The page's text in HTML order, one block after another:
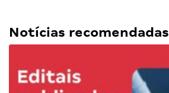
Notícias recomendadas